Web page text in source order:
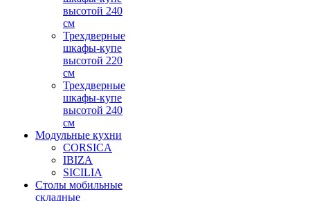
высотой 240
см
Трехдверные
шкафы-купе
высотой 220
см
Трехдверные
шкафы-купе
высотой 240
см
Модульные кухни
CORSICA
IBIZA
SICILIA
Столы мобильные
складные